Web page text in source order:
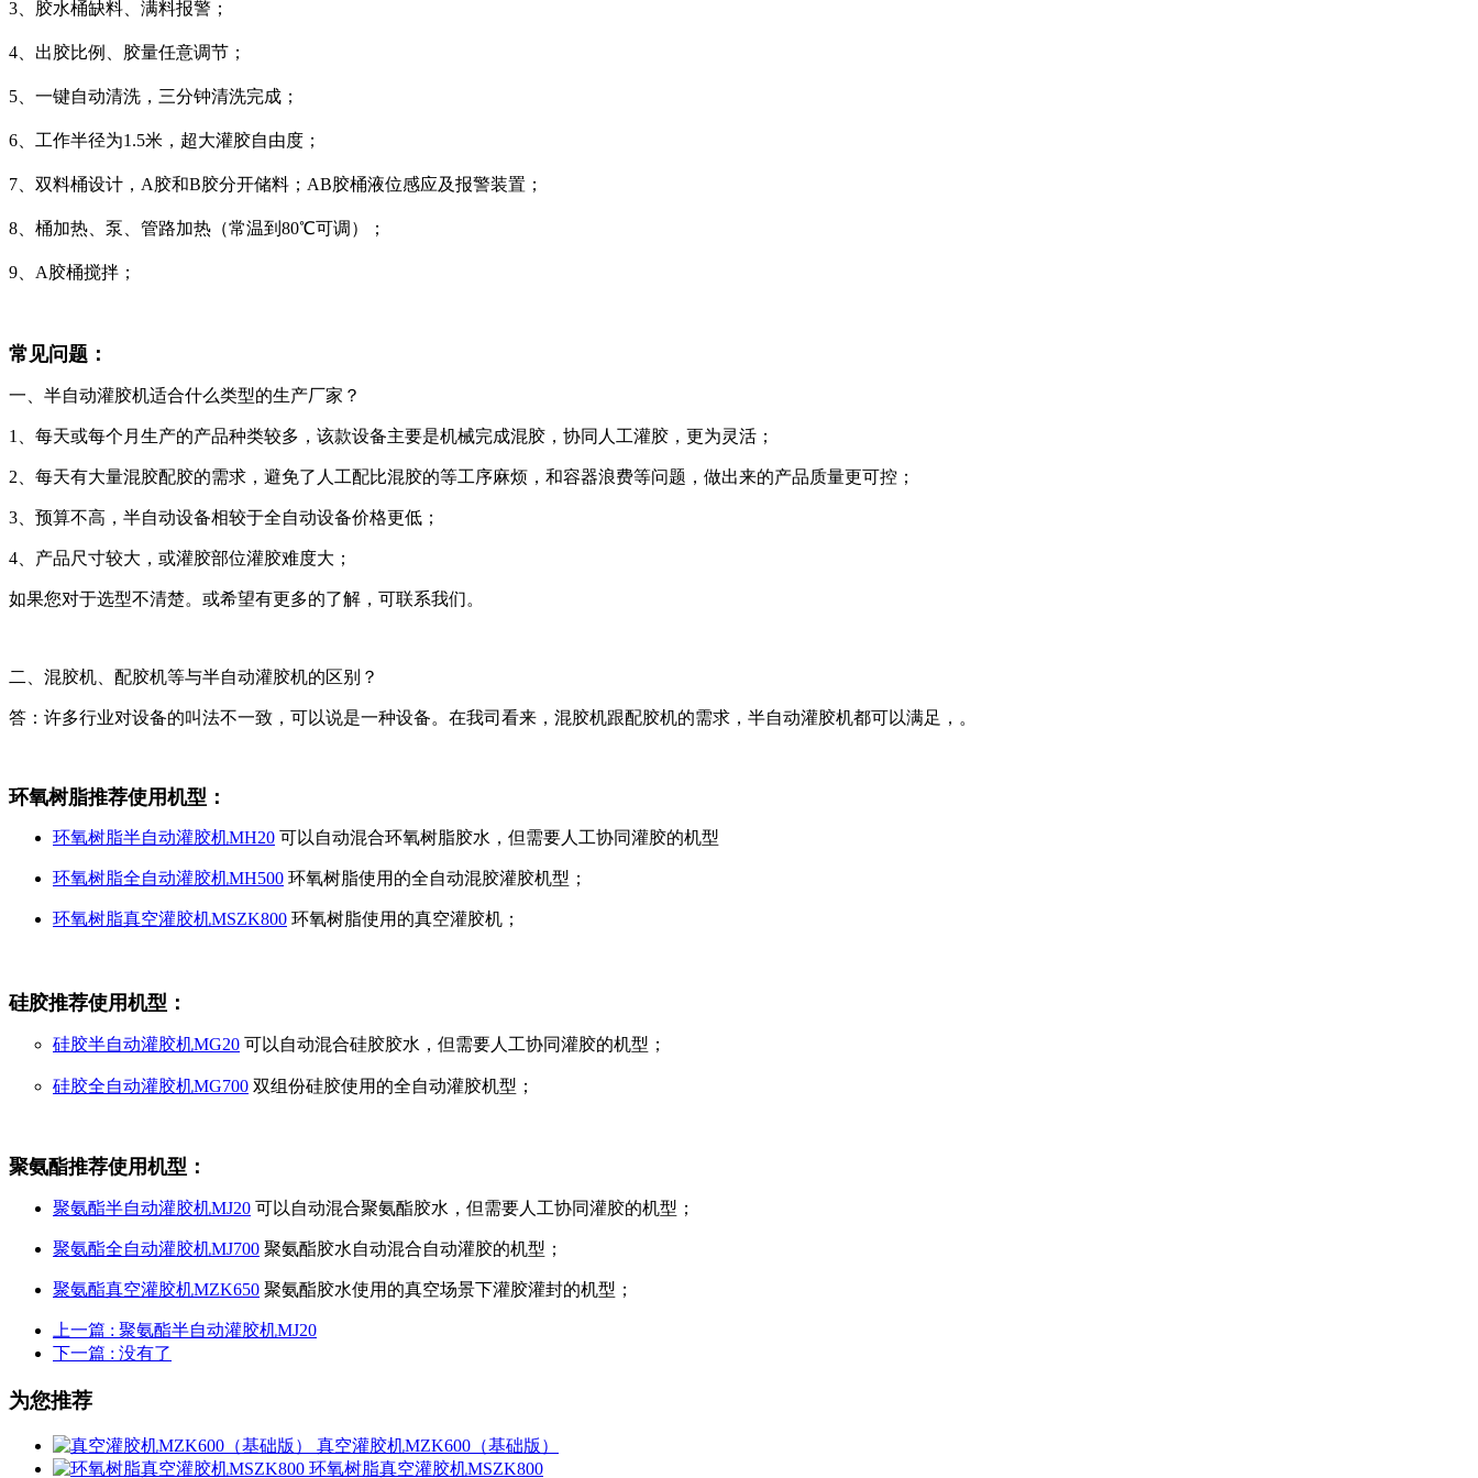
3、胶水桶缺料、满料报警；
4、出胶比例、胶量任意调节；
5、一键自动清洗，三分钟清洗完成；
6、工作半径为1.5米，超大灌胶自由度；
7、双料桶设计，A胶和B胶分开储料；AB胶桶液位感应及报警装置；
8、桶加热、泵、管路加热（常温到80℃可调）；
9、A胶桶搅拌；
常见问题：
一、半自动灌胶机适合什么类型的生产厂家？
1、每天或每个月生产的产品种类较多，该款设备主要是机械完成混胶，协同人工灌胶，更为灵活；
2、每天有大量混胶配胶的需求，避免了人工配比混胶的等工序麻烦，和容器浪费等问题，做出来的产品质量更可控；
3、预算不高，半自动设备相较于全自动设备价格更低；
4、产品尺寸较大，或灌胶部位灌胶难度大；
如果您对于选型不清楚。或希望有更多的了解，可联系我们。
二、混胶机、配胶机等与半自动灌胶机的区别？
答：许多行业对设备的叫法不一致， 可以说是一种设备。 在我司看来，混胶机跟配胶机的需求，半自动灌胶机都可以满足，。
环氧树脂推荐使用机型：
环氧树脂半自动灌胶机MH20 可以自动混合环氧树脂胶水，但需要人工协同灌胶的机型
环氧树脂全自动灌胶机MH500 环氧树脂使用的全自动混胶灌胶机型；
环氧树脂真空灌胶机MSZK800 环氧树脂使用的真空灌胶机；
硅胶推荐使用机型：
硅胶半自动灌胶机MG20 可以自动混合硅胶胶水，但需要人工协同灌胶的机型；
硅胶全自动灌胶机MG700 双组份硅胶使用的全自动灌胶机型；
聚氨酯推荐使用机型：
聚氨酯半自动灌胶机MJ20 可以自动混合聚氨酯胶水，但需要人工协同灌胶的机型；
聚氨酯全自动灌胶机MJ700 聚氨酯胶水自动混合自动灌胶的机型；
聚氨酯真空灌胶机MZK650 聚氨酯胶水使用的真空场景下灌胶灌封的机型；
上一篇 : 聚氨酯半自动灌胶机MJ20
下一篇 : 没有了
为您推荐
真空灌胶机MZK600（基础版）
环氧树脂真空灌胶机MSZK800